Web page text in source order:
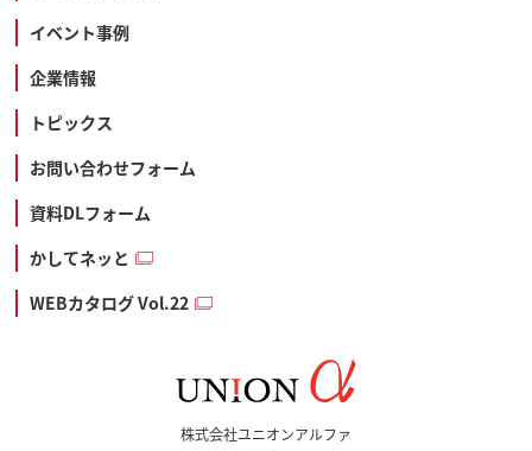
イベント事例
企業情報
トピックス
お問い合わせフォーム
資料DLフォーム
かしてネッと
WEBカタログ Vol.22
株式会社ユニオンアルファ